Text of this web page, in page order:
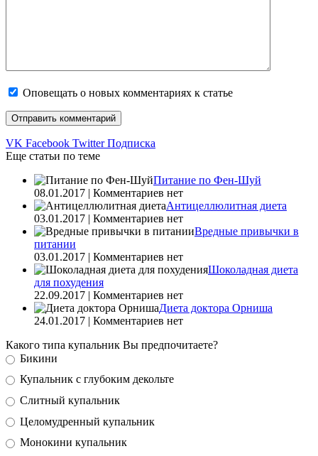
Оповещать о новых комментариях к статье
VK Facebook Twitter Подписка
Еще статьи по теме
Питание по Фен-Шуй
08.01.2017 | Комментариев нет
Антицеллюлитная диета
03.01.2017 | Комментариев нет
Вредные привычки в
питании
03.01.2017 | Комментариев нет
Шоколадная диета
для похудения
22.09.2017 | Комментариев нет
Диета доктора Орниша
24.01.2017 | Комментариев нет
Какого типа купальник Вы предпочитаете?
Бикини
Купальник с глубоким декольте
Слитный купальник
Целомудренный купальник
Монокини купальник